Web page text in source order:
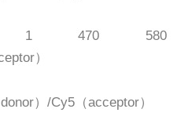
470 580
）
）/Cy5（acceptor）